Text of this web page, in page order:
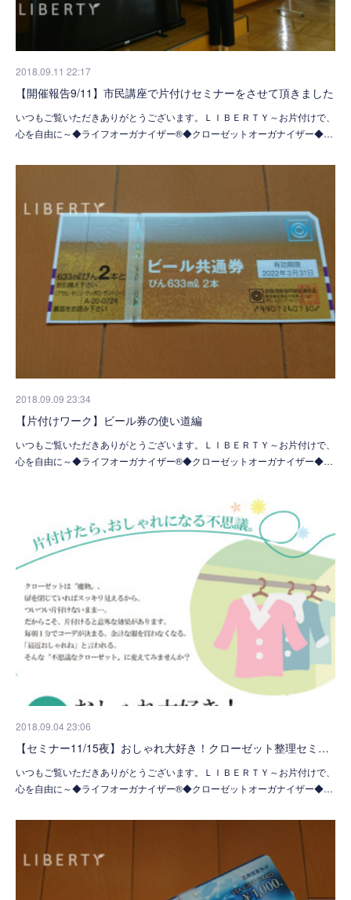
2018.09.11 22:17
【開催報告9/11】市民講座で片付けセミナーをさせて頂きました
いつもご覧いただきありがとうございます。ＬＩＢＥＲＴＹ～お片付けで、
心を自由に～◆ライフオーガナイザー®◆クローゼットオーガナイザー◆…
2018.09.09 23:34
【片付けワーク】ビール券の使い道編
いつもご覧いただきありがとうございます。ＬＩＢＥＲＴＹ～お片付けで、
心を自由に～◆ライフオーガナイザー®◆クローゼットオーガナイザー◆…
2018.09.04 23:06
【セミナー11/15夜】おしゃれ大好き！クローゼット整理セミ…
いつもご覧いただきありがとうございます。ＬＩＢＥＲＴＹ～お片付けで、
心を自由に～◆ライフオーガナイザー®◆クローゼットオーガナイザー◆…